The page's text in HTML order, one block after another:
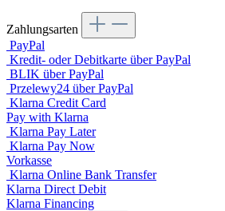
Zahlungsarten
PayPal
Kredit- oder Debitkarte über PayPal
BLIK über PayPal
Przelewy24 über PayPal
Klarna Credit Card
Pay with Klarna
Klarna Pay Later
Klarna Pay Now
Vorkasse
Klarna Online Bank Transfer
Klarna Direct Debit
Klarna Financing